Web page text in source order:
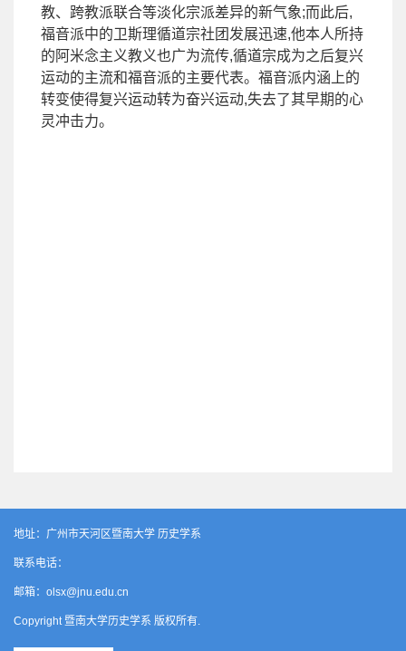
教、跨教派联合等淡化宗派差异的新气象;而此后,
福音派中的卫斯理循道宗社团发展迅速,他本人所持
的阿米念主义教义也广为流传,循道宗成为之后复兴
运动的主流和福音派的主要代表。福音派内涵上的
转变使得复兴运动转为奋兴运动,失去了其早期的心
灵冲击力。
地址：广州市天河区暨南大学 历史学系
联系电话：
邮箱：olsx@jnu.edu.cn
Copyright 暨南大学历史学系 版权所有.